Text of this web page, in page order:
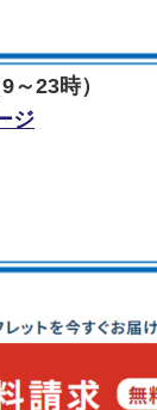
23時）
ジ